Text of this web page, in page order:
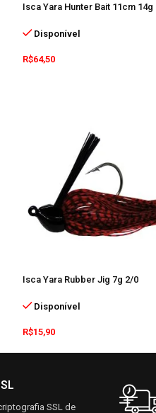
Isca Yara Hunter Bait 11cm 14g
Disponível
R$64,50
Isca Yara Rubber Jig 7g 2/0
Disponível
R$15,90
SSL de